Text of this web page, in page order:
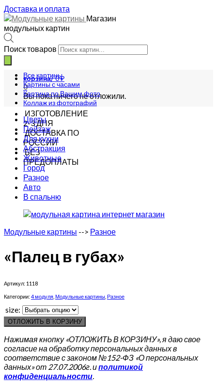
Доставка и оплата
Магазин
модульных картин
Поиск товаров
корзина/0₽
0
Вы пока ничего не отложили.
ИЗГОТОВЛЕНИЕ
2-3 ДНЯ
ДОСТАВКА ПО
РОССИИ
БЕЗ
ПРЕДОПЛАТЫ
Все картины
Картины с часами
Картина по Вашим фото
Коллаж из фотографий
Цветы
Пейзаж
Для кухни
Абстракция
Животные
Город
Разное
Авто
В спальню
Модульные картины --> Разное
«Палец в губах»
Артикул: 1118
Категории: 4 модуля Модульные картины Разное
size:
ОТЛОЖИТЬ В КОРЗИНУ
Нажимая кнопку «ОТЛОЖИТЬ В КОРЗИНУ», я даю свое
согласие на обработку персональных данных в
соответствие с законом №152-ФЗ «О персональных
данных» от 27.07.2006г. иполитикой
конфиденциальности.